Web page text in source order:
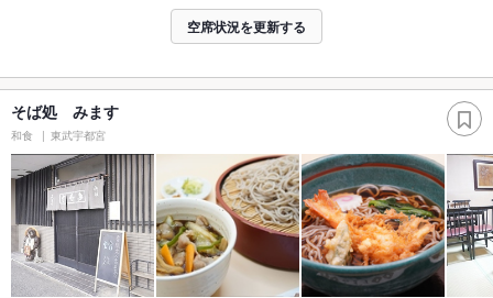
空席状況を更新する
そば処 みます
和食 東武宇都宮